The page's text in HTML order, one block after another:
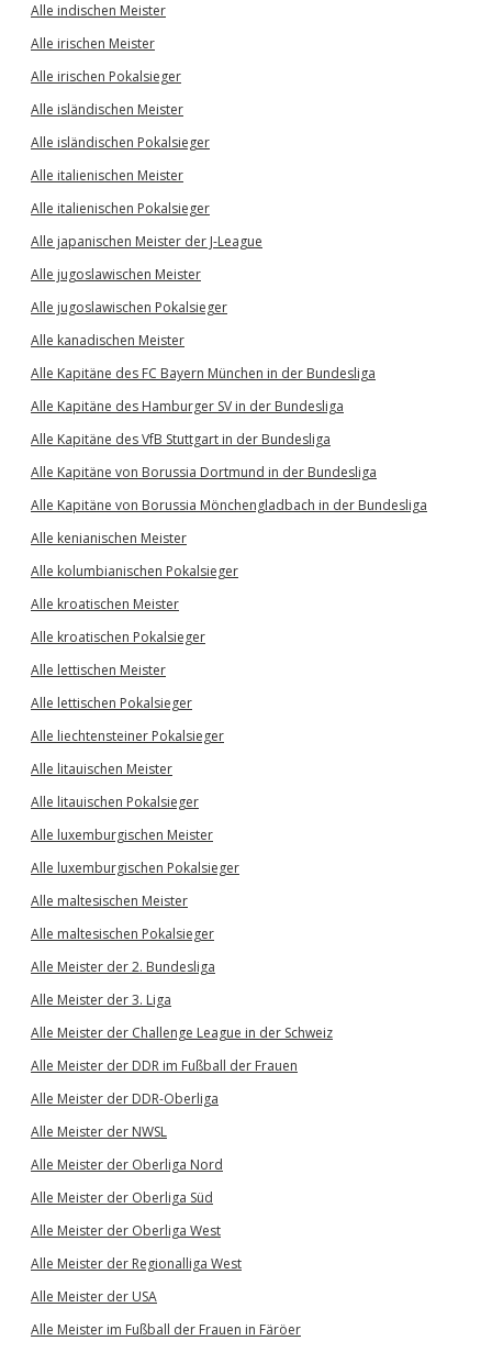
Alle indischen Meister
Alle irischen Meister
Alle irischen Pokalsieger
Alle isländischen Meister
Alle isländischen Pokalsieger
Alle italienischen Meister
Alle italienischen Pokalsieger
Alle japanischen Meister der J-League
Alle jugoslawischen Meister
Alle jugoslawischen Pokalsieger
Alle kanadischen Meister
Alle Kapitäne des FC Bayern München in der Bundesliga
Alle Kapitäne des Hamburger SV in der Bundesliga
Alle Kapitäne des VfB Stuttgart in der Bundesliga
Alle Kapitäne von Borussia Dortmund in der Bundesliga
Alle Kapitäne von Borussia Mönchengladbach in der Bundesliga
Alle kenianischen Meister
Alle kolumbianischen Pokalsieger
Alle kroatischen Meister
Alle kroatischen Pokalsieger
Alle lettischen Meister
Alle lettischen Pokalsieger
Alle liechtensteiner Pokalsieger
Alle litauischen Meister
Alle litauischen Pokalsieger
Alle luxemburgischen Meister
Alle luxemburgischen Pokalsieger
Alle maltesischen Meister
Alle maltesischen Pokalsieger
Alle Meister der 2. Bundesliga
Alle Meister der 3. Liga
Alle Meister der Challenge League in der Schweiz
Alle Meister der DDR im Fußball der Frauen
Alle Meister der DDR-Oberliga
Alle Meister der NWSL
Alle Meister der Oberliga Nord
Alle Meister der Oberliga Süd
Alle Meister der Oberliga West
Alle Meister der Regionalliga West
Alle Meister der USA
Alle Meister im Fußball der Frauen in Färöer